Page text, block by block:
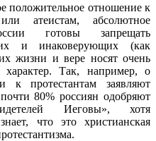
положительное отношение к
атеистам, абсолютное
готовы запрещать
и инаковерующих (как
жизни и вере носят очень
Так, например, о
к протестантам заявляют
80% россиян одобряют
Иеговы», хотя
что это христианская